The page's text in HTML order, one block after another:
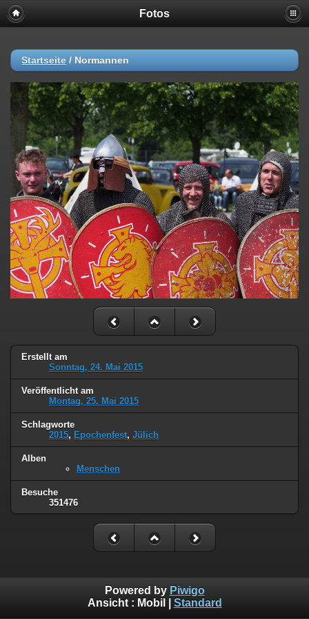
Fotos
Startseite / Normannen
Erstellt am
Sonntag, 24. Mai 2015
Veröffentlicht am
Montag, 25. Mai 2015
Schlagworte
2015, Epochenfest, Jülich
Alben
Menschen
Besuche
351476
Powered by Piwigo
Ansicht : Mobil Standard